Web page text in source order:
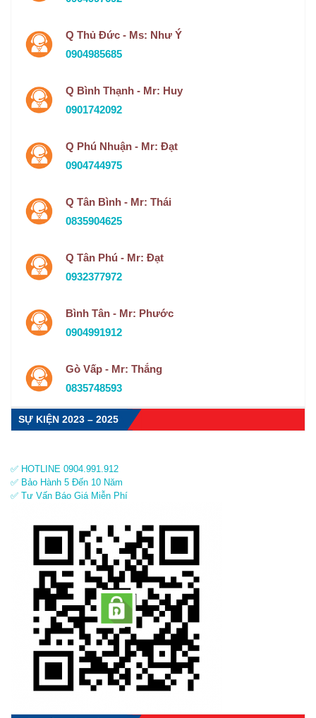
Q Thủ Đức - Ms: Như Ý
0904985685
Q Bình Thạnh - Mr: Huy
0901742092
Q Phú Nhuận - Mr: Đạt
0904744975
Q Tân Bình - Mr: Thái
0835904625
Q Tân Phú - Mr: Đạt
0932377972
Bình Tân - Mr: Phước
0904991912
Gò Vấp - Mr: Thắng
0835748593
SỰ KIỆN 2023 – 2025
✅ HOTLINE 0904.991.912
✅ Bảo Hành 5 Đến 10 Năm
✅ Tư Vấn Báo Giá Miễn Phí